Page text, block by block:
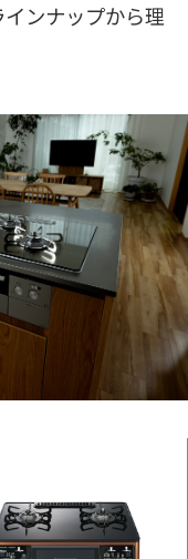
インナップから理